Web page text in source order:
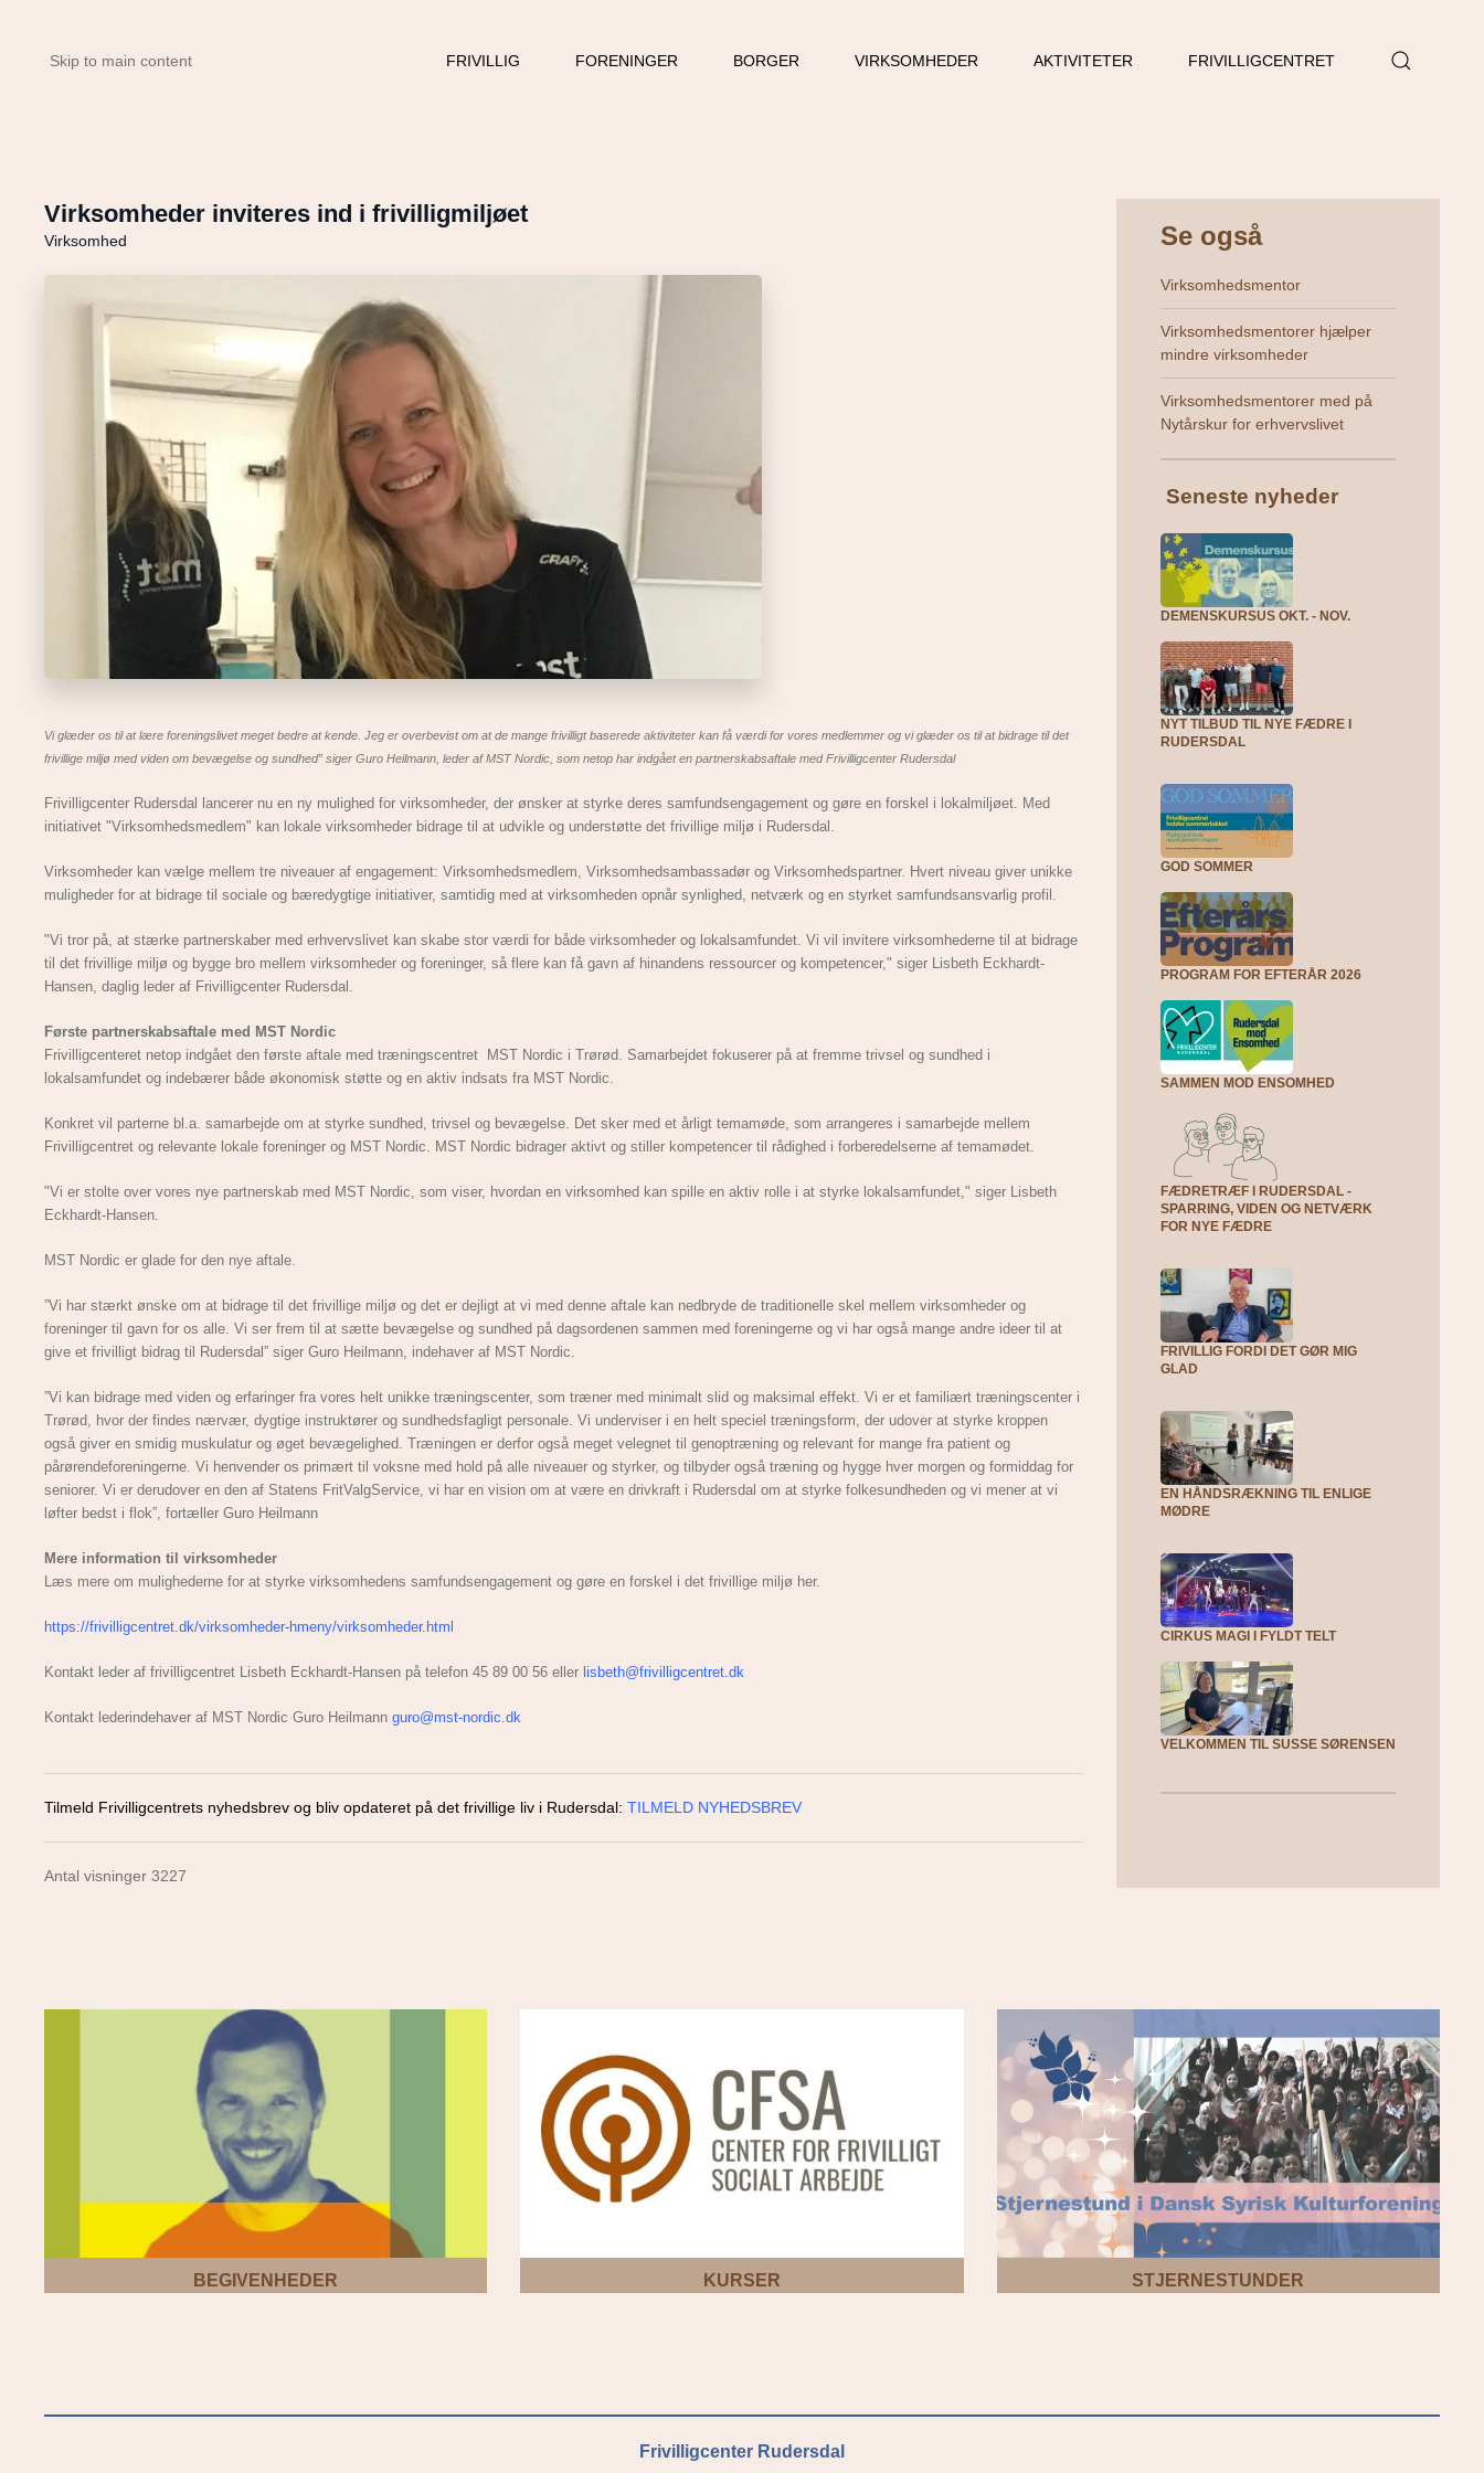
Skip to main content FRIVILLIG FORENINGER BORGER VIRKSOMHEDER AKTIVITETER FRIVILLIGCENTRET
Virksomheder inviteres ind i frivilligmiljøet
Virksomhed
Vi glæder os til at lære foreningslivet meget bedre at kende. Jeg er overbevist om at de mange frivilligt baserede aktiviteter kan få værdi for vores medlemmer og vi glæder os til at bidrage til det
frivillige miljø med viden om bevægelse og sundhed” siger Guro Heilmann, leder af MST Nordic, som netop har indgået en partnerskabsaftale med Frivilligcenter Rudersdal
Frivilligcenter Rudersdal lancerer nu en ny mulighed for virksomheder, der ønsker at styrke deres samfundsengagement og gøre en forskel i lokalmiljøet. Med
initiativet "Virksomhedsmedlem" kan lokale virksomheder bidrage til at udvikle og understøtte det frivillige miljø i Rudersdal.
Virksomheder kan vælge mellem tre niveauer af engagement: Virksomhedsmedlem, Virksomhedsambassadør og Virksomhedspartner. Hvert niveau giver unikke
muligheder for at bidrage til sociale og bæredygtige initiativer, samtidig med at virksomheden opnår synlighed, netværk og en styrket samfundsansvarlig profil.
"Vi tror på, at stærke partnerskaber med erhvervslivet kan skabe stor værdi for både virksomheder og lokalsamfundet. Vi vil invitere virksomhederne til at bidrage
til det frivillige miljø og bygge bro mellem virksomheder og foreninger, så flere kan få gavn af hinandens ressourcer og kompetencer," siger Lisbeth Eckhardt-
Hansen, daglig leder af Frivilligcenter Rudersdal.
Første partnerskabsaftale med MST Nordic
Frivilligcenteret netop indgået den første aftale med træningscentret MST Nordic i Trørød. Samarbejdet fokuserer på at fremme trivsel og sundhed i
lokalsamfundet og indebærer både økonomisk støtte og en aktiv indsats fra MST Nordic.
Konkret vil parterne bl.a. samarbejde om at styrke sundhed, trivsel og bevægelse. Det sker med et årligt temamøde, som arrangeres i samarbejde mellem
Frivilligcentret og relevante lokale foreninger og MST Nordic. MST Nordic bidrager aktivt og stiller kompetencer til rådighed i forberedelserne af temamødet.
"Vi er stolte over vores nye partnerskab med MST Nordic, som viser, hvordan en virksomhed kan spille en aktiv rolle i at styrke lokalsamfundet," siger Lisbeth
Eckhardt-Hansen.
MST Nordic er glade for den nye aftale.
”Vi har stærkt ønske om at bidrage til det frivillige miljø og det er dejligt at vi med denne aftale kan nedbryde de traditionelle skel mellem virksomheder og
foreninger til gavn for os alle. Vi ser frem til at sætte bevægelse og sundhed på dagsordenen sammen med foreningerne og vi har også mange andre ideer til at
give et frivilligt bidrag til Rudersdal” siger Guro Heilmann, indehaver af MST Nordic.
”Vi kan bidrage med viden og erfaringer fra vores helt unikke træningscenter, som træner med minimalt slid og maksimal effekt. Vi er et familiært træningscenter i
Trørød, hvor der findes nærvær, dygtige instruktører og sundhedsfagligt personale. Vi underviser i en helt speciel træningsform, der udover at styrke kroppen
også giver en smidig muskulatur og øget bevægelighed. Træningen er derfor også meget velegnet til genoptræning og relevant for mange fra patient og
pårørendeforeningerne. Vi henvender os primært til voksne med hold på alle niveauer og styrker, og tilbyder også træning og hygge hver morgen og formiddag for
seniorer. Vi er derudover en den af Statens FritValgService, vi har en vision om at være en drivkraft i Rudersdal om at styrke folkesundheden og vi mener at vi
løfter bedst i flok”, fortæller Guro Heilmann
Mere information til virksomheder
Læs mere om mulighederne for at styrke virksomhedens samfundsengagement og gøre en forskel i det frivillige miljø her.
https://frivilligcentret.dk/virksomheder-hmeny/virksomheder.html
Kontakt leder af frivilligcentret Lisbeth Eckhardt-Hansen på telefon 45 89 00 56 eller lisbeth@frivilligcentret.dk
Kontakt lederindehaver af MST Nordic Guro Heilmann guro@mst-nordic.dk
Tilmeld Frivilligcentrets nyhedsbrev og bliv opdateret på det frivillige liv i Rudersdal: TILMELD NYHEDSBREV
Antal visninger 3227
Se også
Virksomhedsmentor
Virksomhedsmentorer hjælper
mindre virksomheder
Virksomhedsmentorer med på
Nytårskur for erhvervslivet
Seneste nyheder
DEMENSKURSUS OKT. - NOV.
NYT TILBUD TIL NYE FÆDRE I
RUDERSDAL
GOD SOMMER
PROGRAM FOR EFTERÅR 2026
SAMMEN MOD ENSOMHED
FÆDRETRÆF I RUDERSDAL -
SPARRING, VIDEN OG NETVÆRK
FOR NYE FÆDRE
FRIVILLIG FORDI DET GØR MIG
GLAD
EN HÅNDSRÆKNING TIL ENLIGE
MØDRE
CIRKUS MAGI I FYLDT TELT
VELKOMMEN TIL SUSSE SØRENSEN
BEGIVENHEDER KURSER STJERNESTUNDER
Frivilligcenter Rudersdal